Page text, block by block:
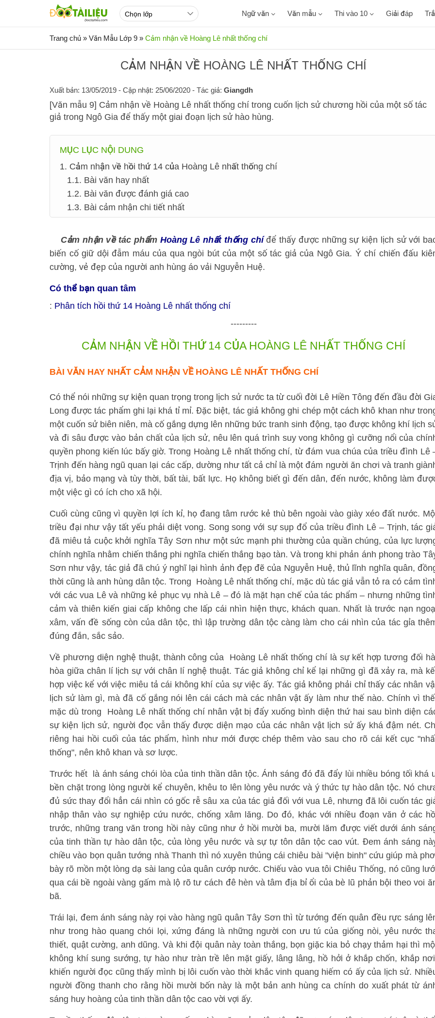
Ngữ văn Văn mẫu Thi vào 10 Giải đáp
Trang chủ » Văn Mẫu Lớp 9 » Cảm nhận về Hoàng Lê nhất thống chí
CẢM NHẬN VỀ HOÀNG LÊ NHẤT THỐNG CHÍ
Xuất bản: 13/05/2019 - Cập nhật: 25/06/2020 - Tác giả: Giangdh
[Văn mẫu 9] Cảm nhận về Hoàng Lê nhất thống chí trong cuốn lịch sử chương hồi của một số tác
giả trong Ngô Gia để thấy một giai đoạn lịch sử hào hùng.
MỤC LỤC NỘI DUNG
1. Cảm nhận về hồi thứ 14 của Hoàng Lê nhất thống chí
1.1. Bài văn hay nhất
1.2. Bài văn được đánh giá cao
1.3. Bài cảm nhận chi tiết nhất
Cảm nhận về tác phẩm Hoàng Lê nhất thống chíđể thấy được những sự kiện lịch sử với
biến cố giữ dội đẫm máu của qua ngòi bút của một số tác giả của Ngô Gia. Ý chí chiến đấu
cường, vẻ đẹp của người anh hùng áo vải Nguyễn Huệ.
Có thể bạn quan tâm
: Phân tích hồi thứ 14 Hoàng Lê nhất thống chí
---------
CẢM NHẬN VỀ HỒI THỨ 14 CỦA HOÀNG LÊ NHẤT THỐNG CHÍ
BÀI VĂN HAY NHẤT CẢM NHẬN VỀ HOÀNG LÊ NHẤT THỐNG CHÍ
Có thể nói những sự kiện quan trọng trong lịch sử nước ta từ cuối đời Lê Hiền Tông đến đầu đời
Long được tác phẩm ghi lại khá tỉ mỉ. Đặc biệt, tác giả không ghi chép một cách khô khan như
một cuốn sử biên niên, mà cố gắng dựng lên những bức tranh sinh động, tạo được không khí lịch
và đi sâu được vào bản chất của lịch sử, nêu lên quá trình suy vong không gì cưỡng nổi của
quyền phong kiến lúc bấy giờ. Trong Hoàng Lê nhất thống chí, từ đám vua chúa của triều đình Lê
Trịnh đến hàng ngũ quan lại các cấp, dường như tất cả chỉ là một đám người ăn chơi và tranh
địa vị, bảo mạng và tùy thời, bất tài, bất lực. Họ không biết gì đến dân, đến nước, không làm
một việc gì có ích cho xã hội.
Cuối cùng cũng vì quyền lợi ích kỉ, họ đang tâm rước kẻ thù bên ngoài vào giày xéo đất nước.
triều đại như vậy tất yếu phải diệt vong. Song song với sự sụp đổ của triều đình Lê – Trịnh, tác
đã miêu tả cuộc khởi nghĩa Tây Sơn như một sức mạnh phi thường của quần chúng, của lực
chính nghĩa nhằm chiến thắng phi nghĩa chiến thắng bạo tàn. Và trong khi phản ánh phong trào
Sơn như vậy, tác giả đã chú ý nghĩ lại hình ảnh đẹp đẽ của Nguyễn Huệ, thủ lĩnh nghĩa quân,
thời cũng là anh hùng dân tộc. Trong Hoàng Lê nhất thống chí, mặc dù tác giả vẫn tỏ ra có cảm
với các vua Lê và những kẻ phục vụ nhà Lê – đó là mặt hạn chế của tác phẩm – nhưng những
cảm và thiên kiến giai cấp không che lấp cái nhìn hiện thực, khách quan. Nhất là trước nạn
xâm, vấn đề sống còn của dân tộc, thì lập trường dân tộc càng làm cho cái nhìn của tác gỉa
đúng đắn, sắc sảo.
Về phương diện nghệ thuật, thành công của Hoàng Lê nhất thống chí là sự kết hợp tương đối
hòa giữa chân lí lịch sự với chân lí nghệ thuật. Tác giả không chỉ kể lại những gì đã xảy ra, mà
hợp việc kể với việc miêu tả cái không khí của sự việc ấy. Tác giả không phải chỉ thấy các nhân
lịch sử làm gì, mà đã cố gắng nói lên cái cách mà các nhân vật ấy làm như thế nào. Chính vì
mặc dù trong Hoàng Lê nhất thống chí nhân vật bị đẩy xuống bình diện thứ hai sau bình diện
sự kiện lịch sử, người đọc vẫn thấy được diện mạo của các nhân vật lịch sử ấy khá đậm nét.
riêng hai hồi cuối của tác phẩm, hình như mới được chép thêm vào sau cho rõ cái kết cục
thống", nên khô khan và sơ lược.
Trước hết là ánh sáng chói lòa của tinh thần dân tộc. Ánh sáng đó đã đẩy lùi nhiều bóng tối khá
bền chặt trong lòng người kể chuyên, khêu to lên lòng yêu nước và ý thức tự hào dân tộc. Nó
đủ sức thay đổi hẳn cái nhìn có gốc rễ sâu xa của tác giả đối với vua Lê, nhưng đã lôi cuốn tác
nhập thân vào sự nghiệp cứu nước, chống xâm lăng. Do đó, khác với nhiều đoạn văn ở các
trước, những trang văn trong hồi này cũng như ở hồi mười ba, mười lăm được viết dưới ánh
của tinh thần tự hào dân tộc, của lòng yêu nước và sự tự tôn dân tộc cao vút. Đem ánh sáng
chiều vào bọn quân tướng nhà Thanh thì nó xuyên thủng cái chiêu bài "viện binh" cứu giúp mà
bày rõ mồn một lòng dạ sài lang của quân cướp nước. Chiếu vào vua tôi Chiêu Thống, nó cũng
qua cái bề ngoài vàng gấm mà lộ rõ tư cách đê hèn và tâm địa bỉ ổi của bè lũ phản bội theo voi
bã.
Trái lại, đem ánh sáng này rọi vào hàng ngũ quân Tây Sơn thì từ tướng đến quân đều rực sáng
như trong hào quang chói lọi, xứng đáng là những người con ưu tú của giống nòi, yêu nước
thiết, quật cường, anh dũng. Và khi đội quân này toàn thắng, bọn giặc kia bỏ chạy thảm hại thì
không khí sung sướng, tự hào như tràn trề lên mặt giấy, lâng lâng, hồ hởi ở khắp chốn, khắp
khiến người đọc cũng thấy mình bị lôi cuốn vào thời khắc vinh quang hiếm có ấy của lịch sử.
người đồng thanh cho rằng hồi mười bốn này là một bản anh hùng ca chính do xuất phát từ
sáng huy hoàng của tinh thần dân tộc cao vời vợi ấy.